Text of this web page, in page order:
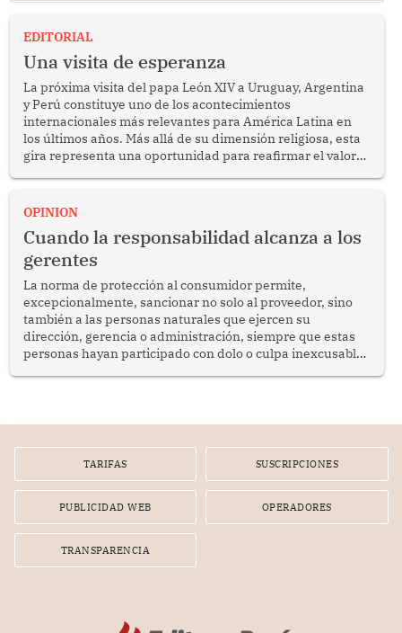
EDITORIAL
Una visita de esperanza
La próxima visita del papa León XIV a Uruguay, Argentina
y Perú constituye uno de los acontecimientos
internacionales más relevantes para América Latina en
los últimos años. Más allá de su dimensión religiosa, esta
gira representa una oportunidad para reafirmar el valor
enfrenta desafíos en materia de desarrollo, cohesión
OPINION
Cuando la responsabilidad alcanza a los
gerentes
La norma de protección al consumidor permite,
excepcionalmente, sancionar no solo al proveedor, sino
también a las personas naturales que ejercen su
dirección, gerencia o administración, siempre que estas
personas hayan participado con dolo o culpa inexcusable
por la frustrada realización de un meet and greet con
TARIFAS SUSCRIPCIONES
PUBLICIDAD WEB OPERADORES
TRANSPARENCIA